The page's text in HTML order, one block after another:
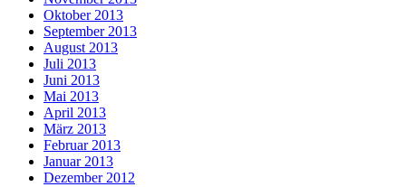
Oktober 2013
September 2013
August 2013
Juli 2013
Juni 2013
Mai 2013
April 2013
März 2013
Februar 2013
Januar 2013
Dezember 2012